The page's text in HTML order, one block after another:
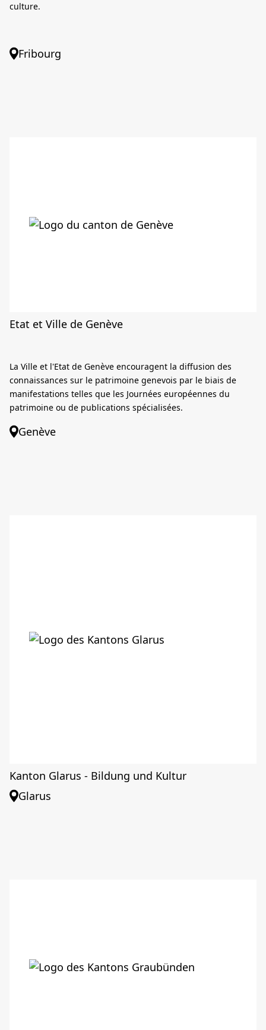
culture.
Fribourg
Etat et Ville de Genève
La Ville et l'Etat de Genève encouragent la diffusion des
connaissances sur le patrimoine genevois par le biais de
manifestations telles que les Journées européennes du
patrimoine ou de publications spécialisées.
Genève
Kanton Glarus - Bildung und Kultur
Glarus